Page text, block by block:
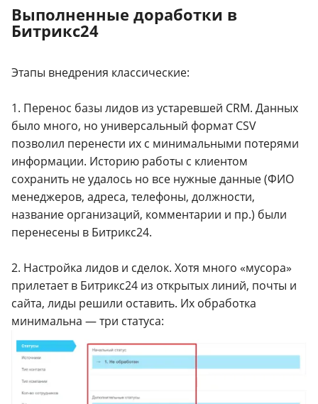
Выполненные доработки в
Битрикс24
Этапы внедрения классические:
1. Перенос базы лидов из устаревшей CRM. Данных
было много, но универсальный формат CSV
позволил перенести их с минимальными потерями
информации. Историю работы с клиентом
сохранить не удалось но все нужные данные (ФИО
менеджеров, адреса, телефоны, должности,
название организаций, комментарии и пр.) были
перенесены в Битрикс24.
2. Настройка лидов и сделок. Хотя много «мусора»
прилетает в Битрикс24 из открытых линий, почты и
сайта, лиды решили оставить. Их обработка
минимальна — три статуса: